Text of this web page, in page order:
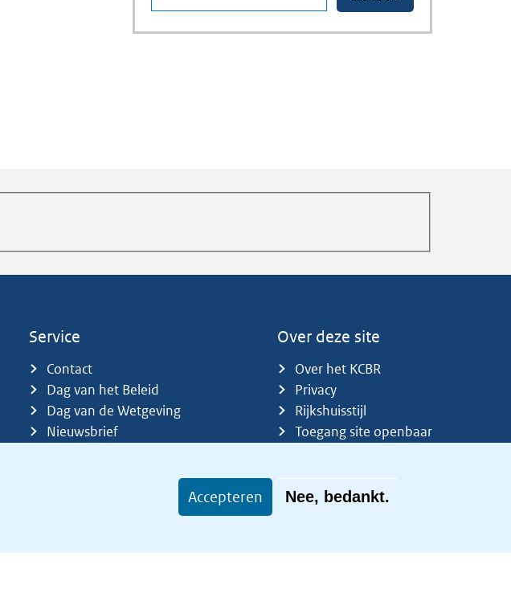
Accepteren Nee, bedankt.
Service
Contact
Dag van het Beleid
Dag van de Wetgeving
Nieuwsbrief
Over deze site
Over het KCBR
Privacy
Rijkshuisstijl
Toegang site openbaar